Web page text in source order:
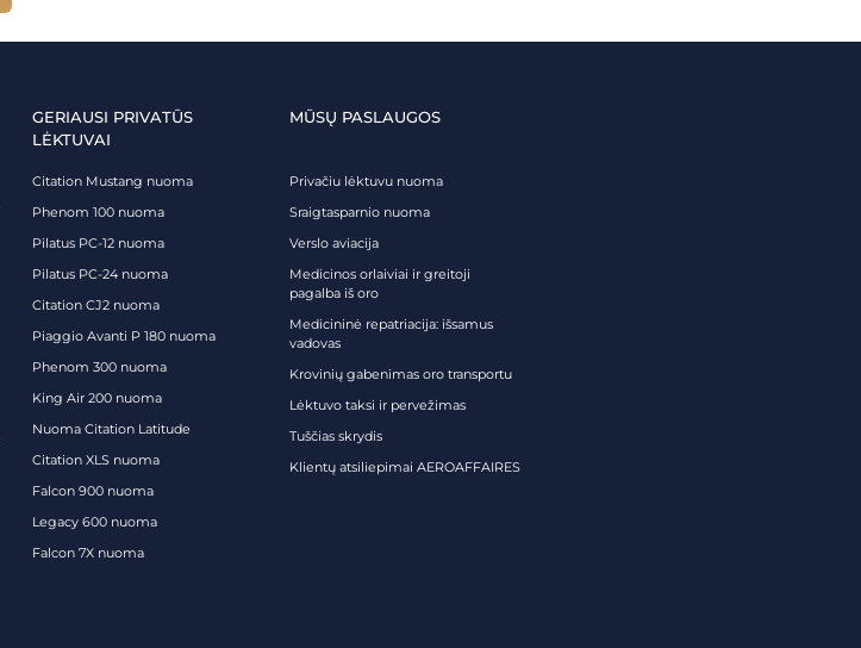
GERIAUSI PRIVATŪS
LĖKTUVAI
Citation Mustang nuoma
Phenom 100 nuoma
Pilatus PC-12 nuoma
Pilatus PC-24 nuoma
Citation CJ2 nuoma
Piaggio Avanti P 180 nuoma
Phenom 300 nuoma
King Air 200 nuoma
Nuoma Citation Latitude
Citation XLS nuoma
Falcon 900 nuoma
Legacy 600 nuoma
Falcon 7X nuoma
MŪSŲ PASLAUGOS
Privačiu lėktuvu nuoma
Sraigtasparnio nuoma
Verslo aviacija
Medicinos orlaiviai ir greitoji
pagalba iš oro
Medicininė repatriacija: išsamus
vadovas
Krovinių gabenimas oro transportu
Lėktuvo taksi ir pervežimas
Tuščias skrydis
Klientų atsiliepimai AEROAFFAIRES